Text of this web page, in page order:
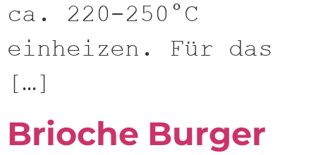
ca. 220-250°C
einheizen. Für das
[…]
Brioche Burger